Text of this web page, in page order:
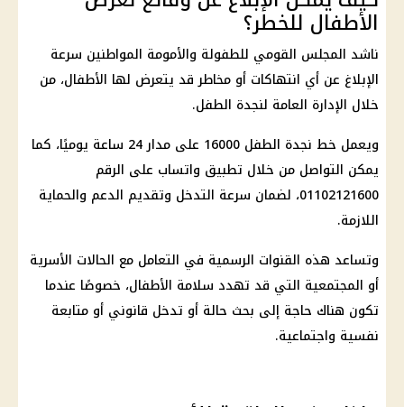
الأطفال للخطر؟
ناشد المجلس القومي للطفولة والأمومة المواطنين سرعة
الإبلاغ عن أي انتهاكات أو مخاطر قد يتعرض لها الأطفال، من
خلال الإدارة العامة لنجدة الطفل.
ويعمل خط نجدة الطفل
16000 على مدار 24 ساعة يوميًا، كما
يمكن التواصل من خلال تطبيق واتساب على الرقم
01102121600، لضمان سرعة التدخل وتقديم الدعم والحماية
اللازمة.
وتساعد هذه القنوات الرسمية في التعامل مع الحالات الأسرية
أو المجتمعية التي قد تهدد سلامة الأطفال، خصوصًا عندما
تكون هناك حاجة إلى بحث حالة أو تدخل قانوني أو متابعة
نفسية واجتماعية.